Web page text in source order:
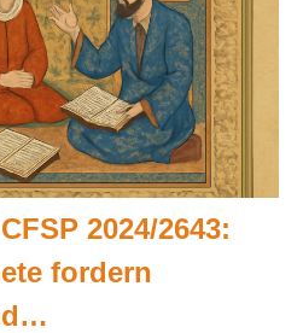
2024/2643:
fordern